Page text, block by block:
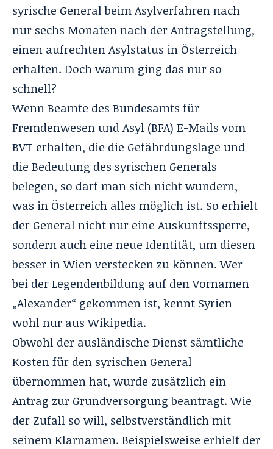
syrische General beim Asylverfahren nach
nur sechs Monaten nach der Antragstellung,
einen aufrechten Asylstatus in Österreich
erhalten. Doch warum ging das nur so
schnell?
Wenn Beamte des Bundesamts für
Fremdenwesen und Asyl (BFA) E-Mails vom
BVT erhalten, die die Gefährdungslage und
die Bedeutung des syrischen Generals
belegen, so darf man sich nicht wundern,
was in Österreich alles möglich ist. So erhielt
der General nicht nur eine Auskunftssperre,
sondern auch eine neue Identität, um diesen
besser in Wien verstecken zu können. Wer
bei der Legendenbildung auf den Vornamen
„Alexander“ gekommen ist, kennt Syrien
wohl nur aus Wikipedia.
Obwohl der ausländische Dienst sämtliche
Kosten für den syrischen General
übernommen hat, wurde zusätzlich ein
Antrag zur Grundversorgung beantragt. Wie
der Zufall so will, selbstverständlich mit
seinem Klarnamen. Beispielsweise erhielt der